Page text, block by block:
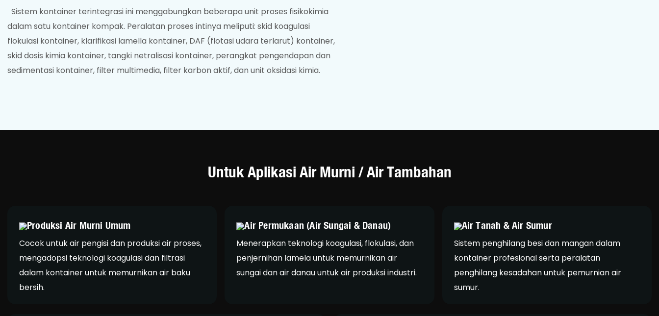
Sistem kontainer terintegrasi ini menggabungkan beberapa unit proses fisikokimia
dalam satu kontainer kompak. Peralatan proses intinya meliputi: skid koagulasi
flokulasi kontainer, klarifikasi lamella kontainer, DAF (flotasi udara terlarut) kontainer,
skid dosis kimia kontainer, tangki netralisasi kontainer, perangkat pengendapan dan
sedimentasi kontainer, filter multimedia, filter karbon aktif, dan unit oksidasi kimia.
Untuk Aplikasi Air Murni / Air Tambahan
Produksi Air Murni Umum
Cocok untuk air pengisi dan produksi air proses,
mengadopsi teknologi koagulasi dan filtrasi
dalam kontainer untuk memurnikan air baku
bersih.
Air Permukaan (Air Sungai & Danau)
Menerapkan teknologi koagulasi, flokulasi, dan
penjernihan lamela untuk memurnikan air
sungai dan air danau untuk air produksi industri.
Air Tanah & Air Sumur
Sistem penghilang besi dan mangan dalam
kontainer profesional serta peralatan
penghilang kesadahan untuk pemurnian air
sumur.